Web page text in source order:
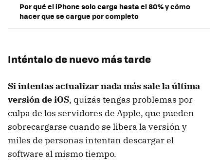
Por qué el iPhone solo carga hasta el 80% y cómo
hacer que se cargue por completo
Inténtalo de nuevo más tarde
Si intentas actualizar nada más sale la última
versión de iOS, quizás tengas problemas por
culpa de los servidores de Apple, que pueden
sobrecargarse cuando se libera la versión y
miles de personas intentan descargar el
software al mismo tiempo.